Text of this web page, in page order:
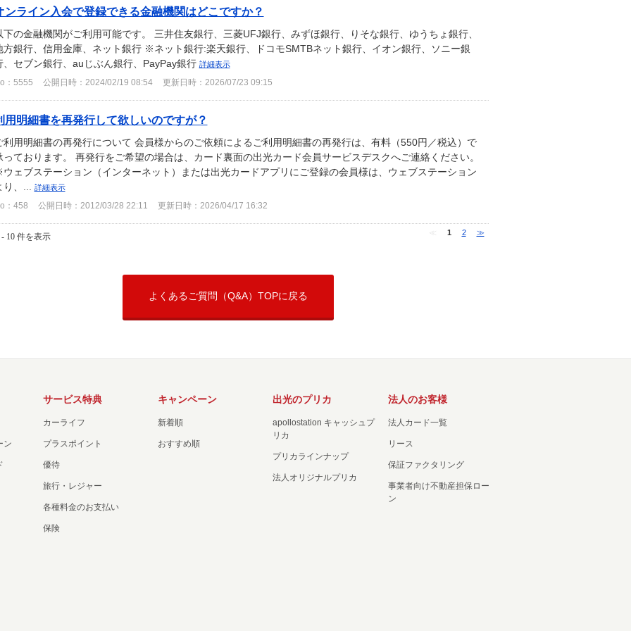
ンライン入会で登録できる金融機関はどこですか？
下の金融機関がご利用可能です。 三井住友銀行、三菱UFJ銀行、みずほ銀行、りそな銀行、ゆうちょ銀行、
方銀行、信用金庫、ネット銀行 ※ネット銀行:楽天銀行、ドコモSMTBネット銀行、イオン銀行、ソニー銀
、セブン銀行、auじぶん銀行、PayPay銀行 詳細表示
：5555 公開日時：2024/02/19 08:54 更新日時：2026/07/23 09:15
用明細書を再発行して欲しいのですが？
利用明細書の再発行について 会員様からのご依頼によるご利用明細書の再発行は、有料（550円／税込）で
っております。 再発行をご希望の場合は、カード裏面の出光カード会員サービスデスクへご連絡ください。
ェブステーション（インターネット）または出光カードアプリにご登録の会員様は、ウェブステーション
り、...
詳細表示
：458 公開日時：2012/03/28 22:11 更新日時：2026/04/17 16:32
- 10 件を表示 1 2 ≫
よくあるご質問（Q&A）TOPに戻る
ン
サービス特典
カーライフ
プラスポイント
優待
旅行・レジャー
各種料金のお支払い
保険
キャンペーン
新着順
おすすめ順
出光のプリカ
apollostation キャッシュプ
リカ
プリカラインナップ
法人オリジナルプリカ
法人のお客様
法人カード一覧
リース
保証ファクタリング
事業者向け不動産担保ロー
ン